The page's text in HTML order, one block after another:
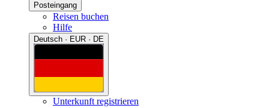
Posteingang
Reisen buchen
Hilfe
Deutsch · EUR · DE
Unterkunft registrieren